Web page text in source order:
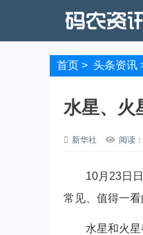
首页 > 头条资讯
水星、火
新华社 阅读
10月23日日落
常见、值得一看
水星和火星都